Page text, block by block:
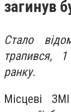
загинув
Стало
трапився,
ранку.
Місцеві